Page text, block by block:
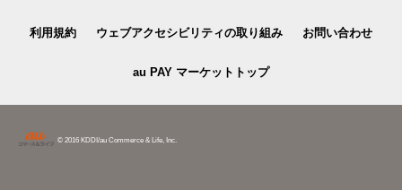
利用規約 ウェブアクセシビリティの取り組み お問い合わせ
au PAY マーケットトップ
© 2016 KDDI/au Commerce & Life, Inc.